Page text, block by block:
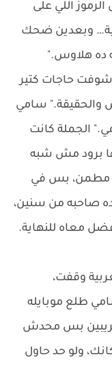
اللي على
وبعدين ضحك
ده هلاوس."
شوفت حاجات كتير
والحقيقة." سامي
الجملة كانت
برود مش شبه
مطمن، بس في
صاحبه من سنين،
معاه للنهاية.
وقفت،
طلع موبايله
قريبين بس محدش
ولو حد حاول